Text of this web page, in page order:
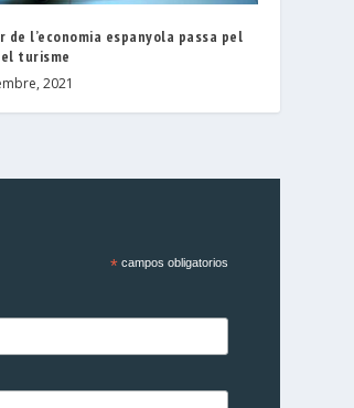
de l’economia espanyola passa pel
turisme
2021
*campos obligatorios